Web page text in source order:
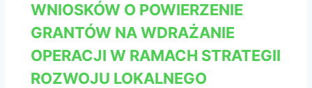
WNIOSKÓW O POWIERZENIE
GRANTÓW NA WDRAŻANIE
OPERACJI W RAMACH STRATEGII
ROZWOJU LOKALNEGO